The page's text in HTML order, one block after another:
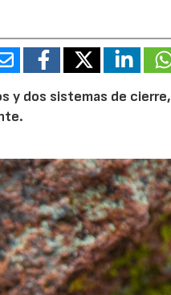
y dos sistemas de cierre,